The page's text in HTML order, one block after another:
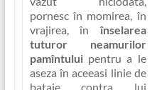
pornesc în momirea, în
vrajirea, în înselarea
tuturor neamurilor
pamîntuluipentru a le
aseza în aceeasi linie de
bataie contra lui